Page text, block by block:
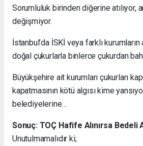
Sorumluluk birinden diğerine atılıyor,
değişmiyor.
İstanbul’da İSKİ veya farklı kurumların
doğal çukurlarla binlerce çukurdan
Büyükşehire ait kurumları çukurları
kapatmasının kötü algısı kime
belediyelerine…
Sonuç: TOÇ Hafife Alınırsa Bedeli
Unutulmamalıdır ki;